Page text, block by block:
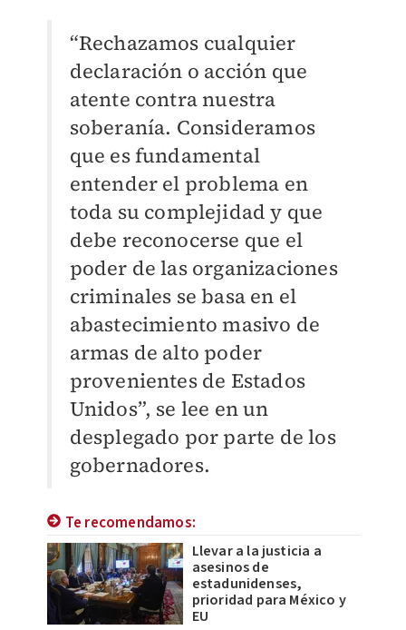
“Rechazamos cualquier
declaración o acción que
atente contra nuestra
soberanía. Consideramos
que es fundamental
entender el problema en
toda su complejidad y que
debe reconocerse que el
poder de las organizaciones
criminales se basa en el
abastecimiento masivo de
armas de alto poder
provenientes de Estados
Unidos”, se lee en un
desplegado por parte de los
gobernadores.
Te recomendamos:
Llevar a la justicia a
asesinos de
estadunidenses,
prioridad para México y
EU